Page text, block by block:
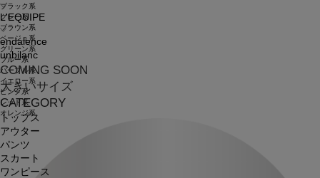
L'EQUIPE
endalence
unbilanc
COMING SOON
大きいサイズ
CATEGORY
トップス
アウター
パンツ
スカート
ワンピース
ブラック系
グレー系
ブラウン系
ベージュ系
グリーン系
ブルー系
パープル系
イエロー系
ピンク系
レッド系
オレンジ系